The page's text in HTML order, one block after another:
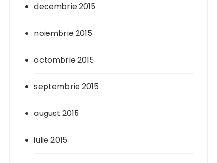
decembrie 2015
noiembrie 2015
octombrie 2015
septembrie 2015
august 2015
iulie 2015